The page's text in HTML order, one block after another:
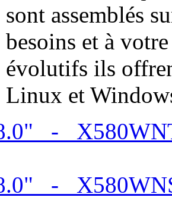
sont assemblés
besoins et à
évolutifs ils
Linux et
-
-